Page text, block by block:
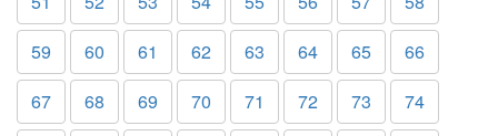
59
60 61 62 63 64 65
66
67
68 69 70 71 72 73
74